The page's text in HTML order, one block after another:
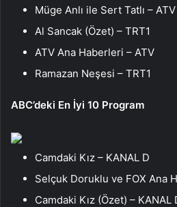
Müge Anlı ile Sert Tatlı – ATV
Al Sancak (Özet) – TRT1
ATV Ana Haberleri – ATV
Ramazan Neşesi – TRT1
ABC’deki En İyi 10 Program
Camdaki Kız – KANAL D
Selçuk Doruklu ve FOX Ana
Camdaki Kız (Özet) – KANAL